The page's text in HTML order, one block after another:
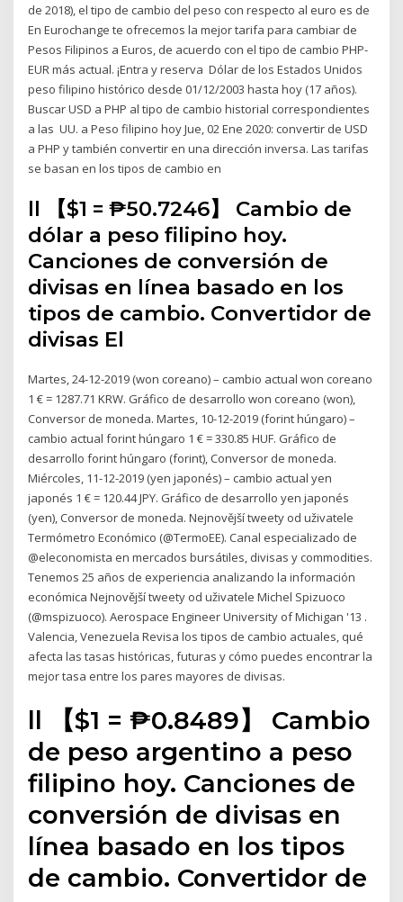
de 2018), el tipo de cambio del peso con respecto al euro es de
En Eurochange te ofrecemos la mejor tarifa para cambiar de
Pesos Filipinos a Euros, de acuerdo con el tipo de cambio PHP-
EUR más actual. ¡Entra y reserva Dólar de los Estados Unidos
peso filipino histórico desde 01/12/2003 hasta hoy (17 años).
Buscar USD a PHP al tipo de cambio historial correspondientes
a las UU. a Peso filipino hoy Jue, 02 Ene 2020: convertir de USD
a PHP y también convertir en una dirección inversa. Las tarifas
se basan en los tipos de cambio en
ll 【$1 = ₱50.7246】 Cambio de
dólar a peso filipino hoy.
Canciones de conversión de
divisas en línea basado en los
tipos de cambio. Convertidor de
divisas El
Martes, 24-12-2019 (won coreano) – cambio actual won coreano
1 € = 1287.71 KRW. Gráfico de desarrollo won coreano (won),
Conversor de moneda. Martes, 10-12-2019 (forint húngaro) –
cambio actual forint húngaro 1 € = 330.85 HUF. Gráfico de
desarrollo forint húngaro (forint), Conversor de moneda.
Miércoles, 11-12-2019 (yen japonés) – cambio actual yen
japonés 1 € = 120.44 JPY. Gráfico de desarrollo yen japonés
(yen), Conversor de moneda. Nejnovější tweety od uživatele
Termómetro Económico (@TermoEE). Canal especializado de
@eleconomista en mercados bursátiles, divisas y commodities.
Tenemos 25 años de experiencia analizando la información
económica Nejnovější tweety od uživatele Michel Spizuoco
(@mspizuoco). Aerospace Engineer University of Michigan '13 .
Valencia, Venezuela Revisa los tipos de cambio actuales, qué
afecta las tasas históricas, futuras y cómo puedes encontrar la
mejor tasa entre los pares mayores de divisas.
ll 【$1 = ₱0.8489】 Cambio
de peso argentino a peso
filipino hoy. Canciones de
conversión de divisas en
línea basado en los tipos
de cambio. Convertidor de